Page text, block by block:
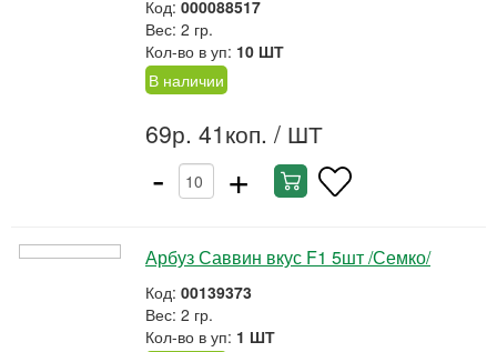
Код: 000088517
Вес: 2 гр.
Кол-во в уп: 10 ШТ
В наличии
69р. 41коп. / ШТ
- +
Арбуз Саввин вкус F1 5шт /Семко/
Код: 00139373
Вес: 2 гр.
Кол-во в уп: 1 ШТ